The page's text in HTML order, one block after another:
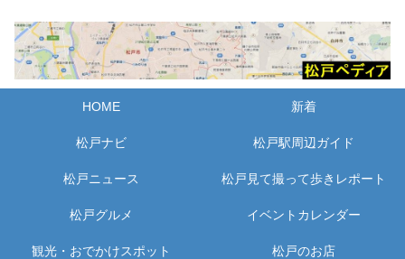
HOME 新着
松戸ナビ 松戸駅周辺ガイド
松戸ニュース 松戸見て撮って歩きレポート
松戸グルメ イベントカレンダー
観光・おでかけスポット 松戸のお店